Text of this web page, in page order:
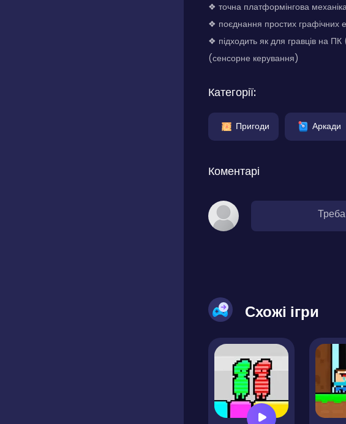
❖ точна платформінгова
❖ поєднання простих графічних
❖ підходить як для гравців на ПК
(сенсорне керування)
Категорії:
Пригоди Аркади
Коментарі
Схожі ігри